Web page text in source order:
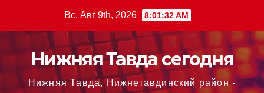
содержимому
Вс. Авг 9th, 2026 8:01:33 AM
Нижняя Тавда сегодня
Нижняя Тавда, Нижнетавдинский район -